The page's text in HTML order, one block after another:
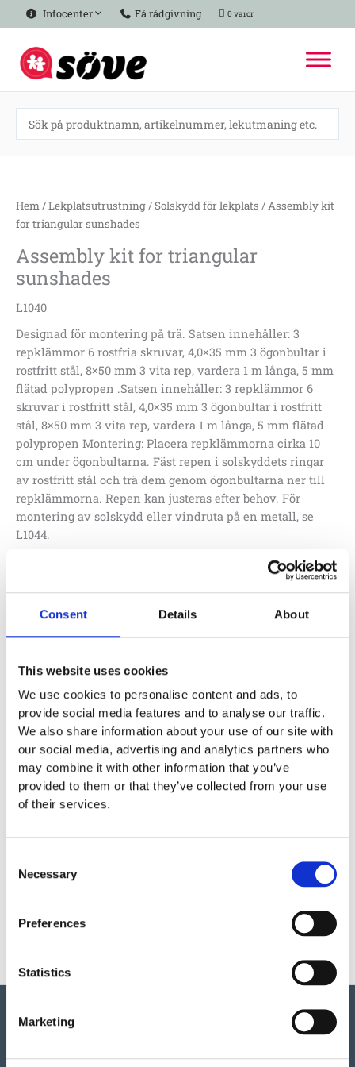
Consent Details About
This website uses cookies
We use cookies to personalise content and ads, to
provide social media features and to analyse our traffic.
We also share information about your use of our site with
our social media, advertising and analytics partners who
may combine it with other information that you’ve
provided to them or that they’ve collected from your use
of their services.
Selection
Necessary
Preferences
Statistics
Marketing
Hoppa
till
innehåll
Infocenter Få rådgivning 0 varor
Hem/Lekplatsutrustning/Solskydd för lekplats / Assembly kit
for triangular sunshades
Assembly kit for triangular
sunshades
L1040
Designad för montering på trä. Satsen innehåller: 3
repklämmor 6 rostfria skruvar, 4,0×35 mm 3 ögonbultar i
rostfritt stål, 8×50 mm 3 vita rep, vardera 1 m långa, 5 mm
flätad polypropen .Satsen innehåller: 3 repklämmor 6
skruvar i rostfritt stål, 4,0×35 mm 3 ögonbultar i rostfritt
stål, 8×50 mm 3 vita rep, vardera 1 m långa, 5 mm flätad
polypropen Montering: Placera repklämmorna cirka 10
cm under ögonbultarna. Fäst repen i solskyddets ringar
av rostfritt stål och trä dem genom ögonbultarna ner till
repklämmorna. Repen kan justeras efter behov. För
montering av solskydd eller vindruta på en metall, se
L1044.
for
triangular
mängd
Lägg till i offertförfrågan
Garantivillkor
Läs Nornas garantivillkor
Produktens utseende kan avvika mot de bilder som visas
Mer information om produkten, klicka här